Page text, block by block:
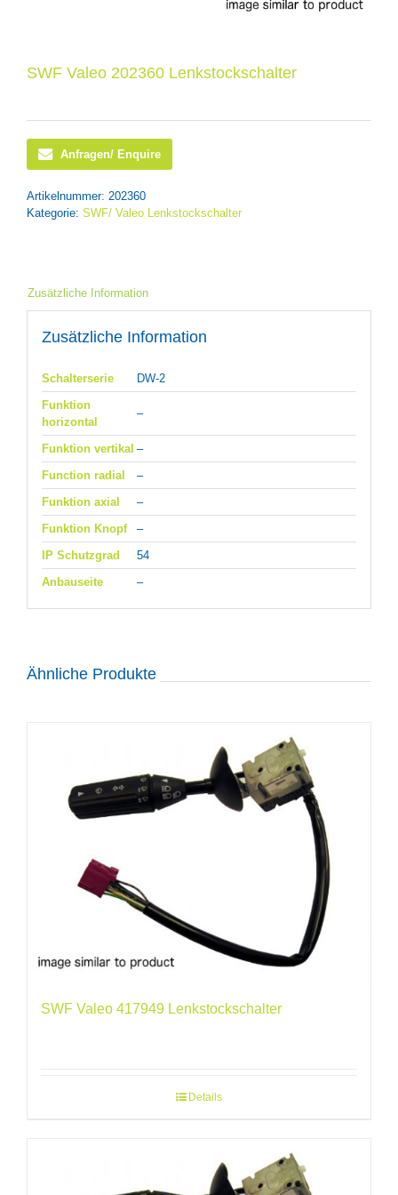
SWF Valeo 202360 Lenkstockschalter
Anfragen/ Enquire
Artikelnummer: 202360
Kategorie: SWF/ Valeo Lenkstockschalter
Zusätzliche Information
Zusätzliche Information
Schalterserie
DW-2
Funktion
horizontal
–
Funktion vertikal –
Function radial
–
Funktion axial
–
Funktion Knopf
–
IP Schutzgrad
54
Anbauseite
–
Ähnliche Produkte
SWF Valeo 417949 Lenkstockschalter
Details